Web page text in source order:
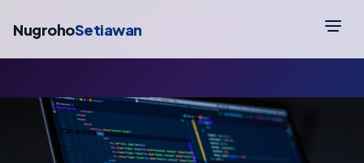
NugrohoSetiawan